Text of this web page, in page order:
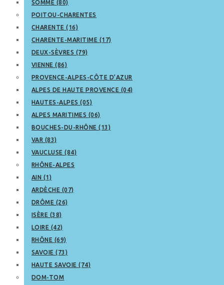
SOMME (80)
POITOU-CHARENTES
CHARENTE (16)
CHARENTE-MARITIME (17)
DEUX-SÈVRES (79)
VIENNE (86)
PROVENCE-ALPES-CÔTE D’AZUR
ALPES DE HAUTE PROVENCE (04)
HAUTES-ALPES (05)
ALPES MARITIMES (06)
BOUCHES-DU-RHÔNE (13)
VAR (83)
VAUCLUSE (84)
RHÔNE-ALPES
AIN (1)
ARDÈCHE (07)
DRÔME (26)
ISÈRE (38)
LOIRE (42)
RHÔNE (69)
SAVOIE (73)
HAUTE SAVOIE (74)
DOM-TOM